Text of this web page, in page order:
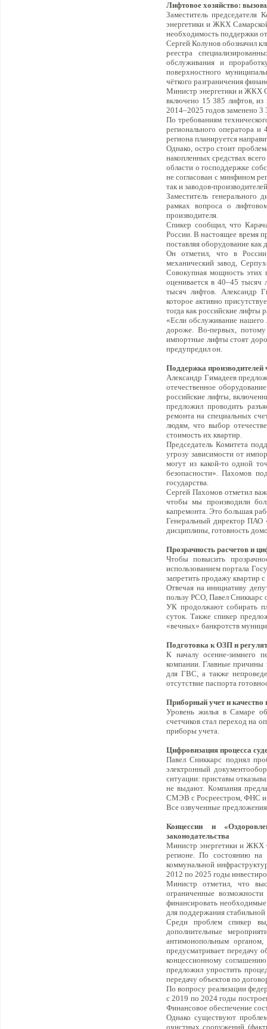
Лифтовое хозяйство:
Заместитель
энергетики и ЖКХ
необходимость поддержки
Сергей Колунов обозначил
реестра
обслуживания и
поверхностного
чёткого разграничения
Министр энергетики и ЖКХ
включено 15 385 лифтов, из
2014–2025 годов заменено 3
По требованиям
регионального оператора
региона планируется
Однако, остро стоит
накопленных средствах
области о господдержке
не согласован с минфином
так и заводов-
Заместитель генерального
рамках вопроса о
производителя.
Спикер сообщил, что
России. В настоящее время
поставляя оборудование как
Он отметил, что в России
механический завод,
Совокупная мощность этих
оценивается в 40–45 тысяч
тысяч лифтов. Александр
которое активно
тогда как российские лифты
«Если обслуживание нашего
дороже. Во-первых,
импортные лифты стоят
предупредил он.
Поддержка производителей
Александр Гимадеев
отечественное
российские лифты,
предложил проводить
ремонта на специальных
людям, что выбор
стоимость их квартир.
Председатель Комитета
угрозу зависимости от
могут из какой-то одной
безопасности». Пахомов
государства.
Сергей Пахомов отметил
чтобы мы производили
капремонта. Это большая
Генеральный директор ПАО
дисциплины, готовность
Прозрачность расчетов и
Чтобы повысить
использованием портала
запретить продажу квартир
Отвечая на инициативу
пользу РСО, Павел Сниккарс
УК продолжают собирать
суток. Также спикер
«вечных» банкротств
Подготовка к ОЗП и
К началу осенне-зимнего
компании. Главные причины
для ГВС, а также
отсутствие паспорта
Приборный учет и качество
Уровень жилья в Самаре
счетчиков стал переход на
приборы учета.
Цифровизация процесса
Павел Сниккарс поднял
электронный
ситуации: приставы
не выдают. Компания
СМЭВ с Росреестром, ФНС
Все озвученные
Концессии и
законодательства
Министр энергетики и ЖКХ
регионе. По состоянию на
коммунальной
2012 по 2025 годы
Министр отметил, что
ограниченные
финансировать
для поддержания
Среди проблем спикер
дополнительные
антимонопольным органом,
предусматривает передачу
концессионному
предложил упростить
передачу объектов по
По вопросу реализации
с 2019 по 2024 годы
Финансовое обеспечение
Однако существуют
очистных сооружений